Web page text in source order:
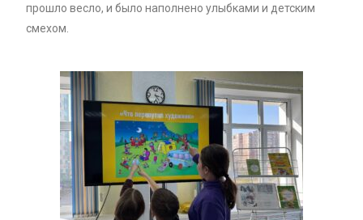
прошло весло, и было наполнено улыбками и детским
смехом.